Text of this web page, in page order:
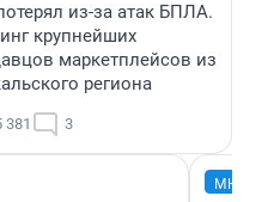
из-за атак БПЛА.
крупнейших
маркетплейсов из
региона
381 3